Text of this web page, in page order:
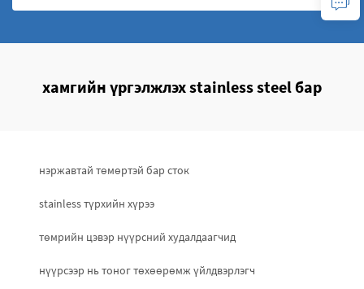
хамгийн үргэлжлэх stainless steel бар
нэржавтай төмөртэй бар сток
stainless түрхийн хүрээ
төмрийн цэвэр нүүрсний худалдаагчид
нүүрсээр нь тоног төхөөрөмж үйлдвэрлэгч